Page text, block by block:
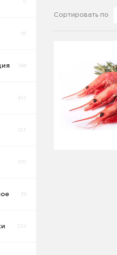
95
368
432
523
670
39
334
Сортировать по